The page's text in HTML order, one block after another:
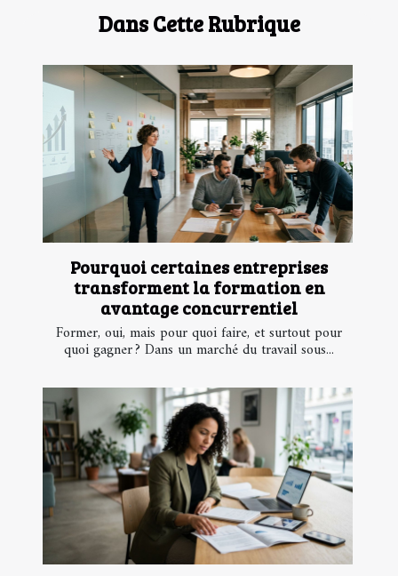
Dans Cette Rubrique
Pourquoi certaines entreprises
transforment la formation en
avantage concurrentiel
Former, oui, mais pour quoi faire, et surtout pour
quoi gagner ? Dans un marché du travail sous...